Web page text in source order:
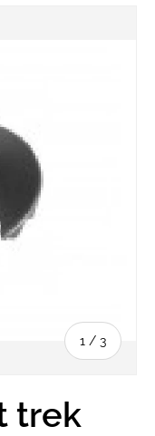
1 / van
3
trek